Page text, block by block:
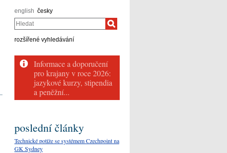
english česky
Hledat
rozšířené vyhledávání
poslední články
Technické potíže se systémem Czechpoint na
GK Sydney